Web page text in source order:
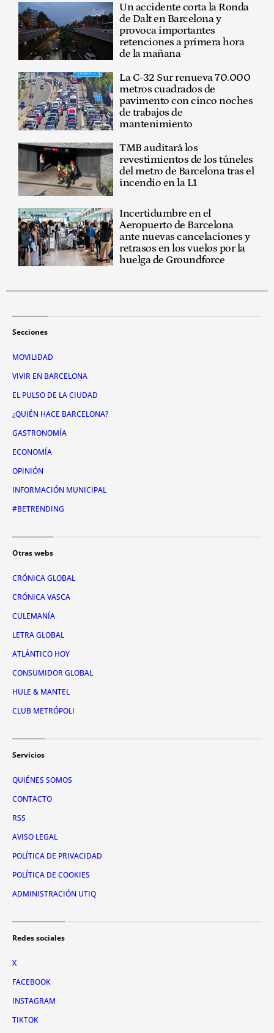
Un accidente corta la Ronda
de Dalt en Barcelona y
provoca importantes
retenciones a primera hora
de la mañana
La C-32 Sur renueva 70.000
metros cuadrados de
pavimento con cinco noches
de trabajos de
mantenimiento
TMB auditará los
revestimientos de los túneles
del metro de Barcelona tras el
incendio en la L1
Incertidumbre en el
Aeropuerto de Barcelona
ante nuevas cancelaciones y
retrasos en los vuelos por la
huelga de Groundforce
Secciones
MOVILIDAD
VIVIR EN BARCELONA
EL PULSO DE LA CIUDAD
¿QUIÉN HACE BARCELONA?
GASTRONOMÍA
ECONOMÍA
OPINIÓN
INFORMACIÓN MUNICIPAL
#BETRENDING
Otras webs
CRÓNICA GLOBAL
CRÓNICA VASCA
CULEMANÍA
LETRA GLOBAL
ATLÁNTICO HOY
CONSUMIDOR GLOBAL
HULE & MANTEL
CLUB METRÓPOLI
Servicios
QUIÉNES SOMOS
CONTACTO
RSS
AVISO LEGAL
POLÍTICA DE PRIVACIDAD
POLÍTICA DE COOKIES
ADMINISTRACIÓN UTIQ
Redes sociales
X
FACEBOOK
INSTAGRAM
TIKTOK